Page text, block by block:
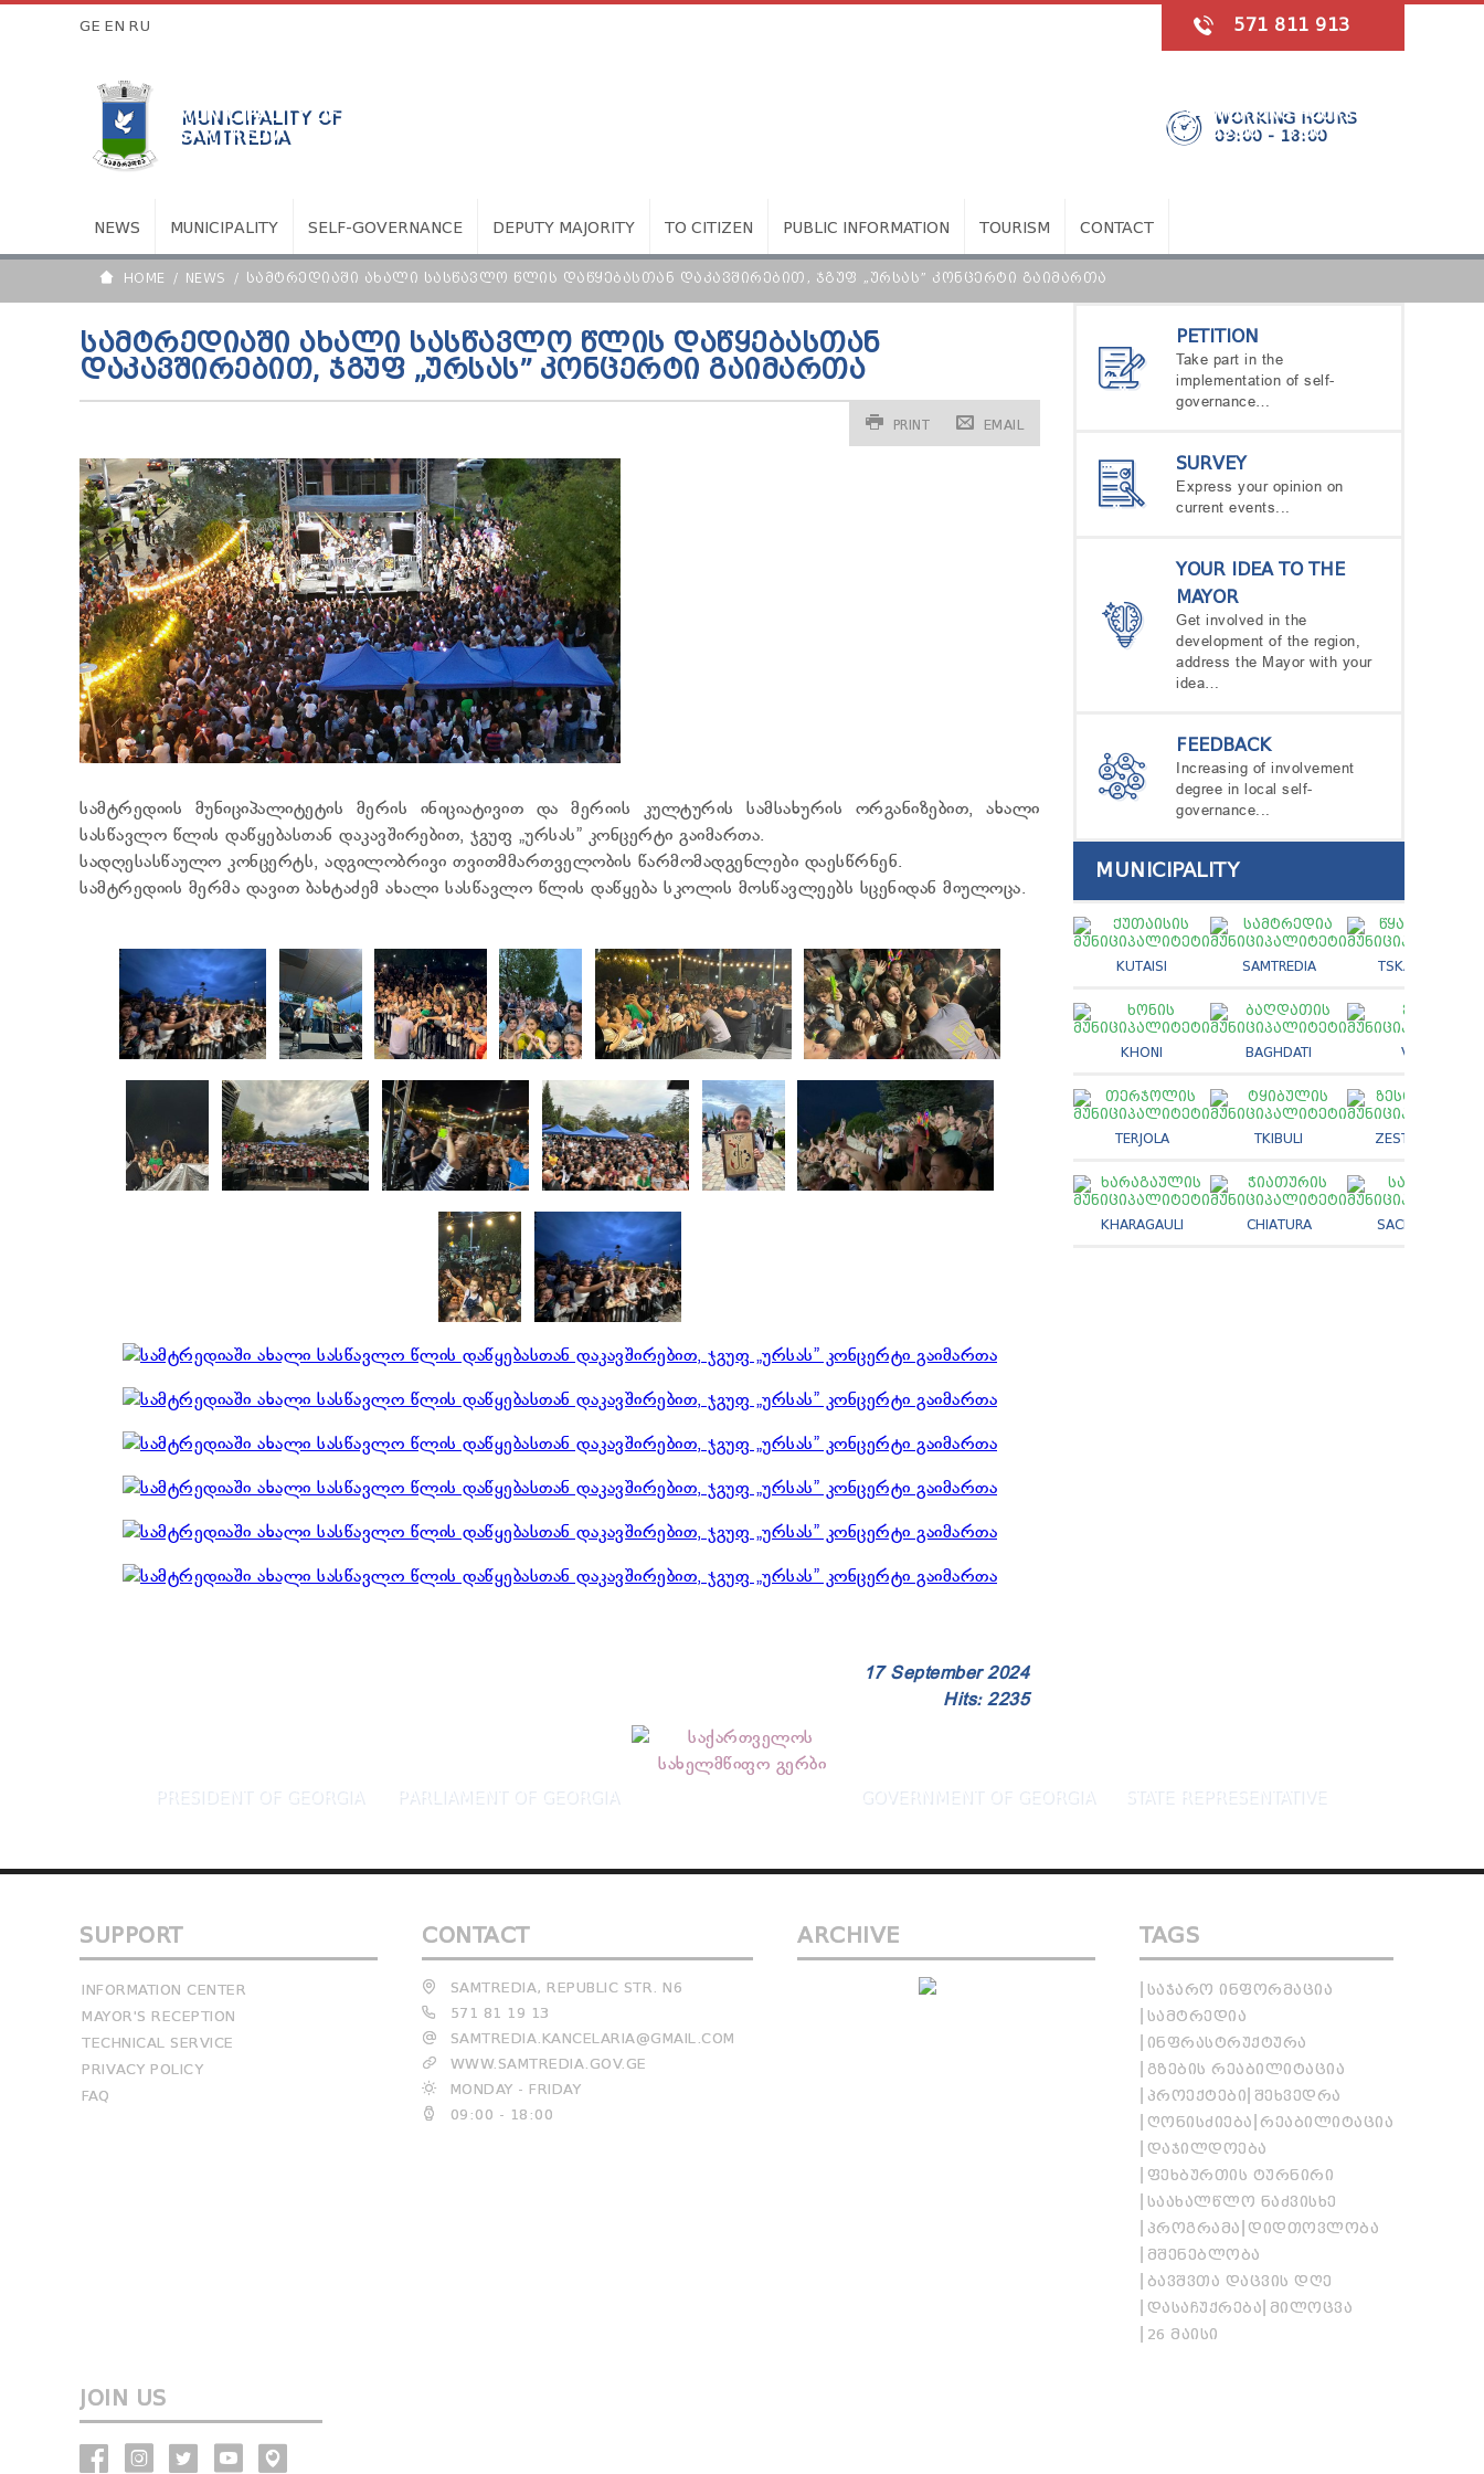
GE EN RU 571 811 913
MUNICIPALITY OF
SAMTREDIA
WORKING HOURS
09:00 - 18:00
NEWS MUNICIPALITY SELF-GOVERNANCE DEPUTY MAJORITY TO CITIZEN PUBLIC INFORMATION TOURISM CONTACT
HOME NEWS ᲡᲐᲛᲢᲠᲔᲓᲘᲐᲨᲘ ᲐᲮᲐᲚᲘ ᲡᲐᲡᲬᲐᲕᲚᲝ ᲬᲚᲘᲡ ᲓᲐᲬᲧᲔᲑᲐᲡᲗᲐᲜ ᲓᲐᲙᲐᲕᲨᲘᲠᲔᲑᲘᲗ, ᲯᲒᲣᲤ „ᲣᲠᲡᲐᲡ” ᲙᲝᲜᲪᲔᲠᲢᲘ ᲒᲐᲘᲛᲐᲠᲗᲐ
ᲡᲐᲛᲢᲠᲔᲓᲘᲐᲨᲘ ᲐᲮᲐᲚᲘ ᲡᲐᲡᲬᲐᲕᲚᲝ ᲬᲚᲘᲡ ᲓᲐᲬᲧᲔᲑᲐᲡᲗᲐᲜ
ᲓᲐᲙᲐᲕᲨᲘᲠᲔᲑᲘᲗ, ᲯᲒᲣᲤ „ᲣᲠᲡᲐᲡ” ᲙᲝᲜᲪᲔᲠᲢᲘ ᲒᲐᲘᲛᲐᲠᲗᲐ
PRINT EMAIL
სამტრედიის მუნიციპალიტეტის მერის ინიციატივით და მერიის კულტურის სამსახურის ორგანიზებით, ახალი
სასწავლო წლის დაწყებასთან დაკავშირებით, ჯგუფ „ურსას” კონცერტი გაიმართა.
სადღესასწაულო კონცერტს, ადგილობრივი თვითმმართველობის წარმომადგენლები დაესწრნენ.
სამტრედიის მერმა დავით ბახტაძემ ახალი სასწავლო წლის დაწყება სკოლის მოსწავლეებს სცენიდან მიულოცა.
17 September 2024
Hits: 2235
PETITION
Take part in the
implementation of self-
governance…
SURVEY
Express your opinion on
current events...
YOUR IDEA TO THE
MAYOR
Get involved in the
development of the region,
address the Mayor with your
idea…
FEEDBACK
Increasing of involvement
degree in local self-
governance...
MUNICIPALITY
KUTAISI SAMTREDIA TSKALTUBO
KHONI BAGHDATI VANI
TERJOLA TKIBULI ZESTAPHONI
KHARAGAULI CHIATURA SACHKHERE
PRESIDENT OF GEORGIA PARLIAMENT OF GEORGIA GOVERNMENT OF GEORGIA STATE REPRESENTATIVE
SUPPORT
INFORMATION CENTER
MAYOR'S RECEPTION
TECHNICAL SERVICE
PRIVACY POLICY
FAQ
CONTACT
SAMTREDIA, REPUBLIC STR. N6
571 81 19 13
SAMTREDIA.KANCELARIA@GMAIL.COM
WWW.SAMTREDIA.GOV.GE
MONDAY - FRIDAY
09:00 - 18:00
ARCHIVE TAGS
ᲡᲐᲯᲐᲠᲝ ᲘᲜᲤᲝᲠᲛᲐᲪᲘᲐ
ᲡᲐᲛᲢᲠᲔᲓᲘᲐ
ᲘᲜᲤᲠᲐᲡᲢᲠᲣᲥᲢᲣᲠᲐ
ᲒᲖᲔᲑᲘᲡ ᲠᲔᲐᲑᲘᲚᲘᲢᲐᲪᲘᲐ
ᲞᲠᲝᲔᲥᲢᲔᲑᲘ ᲨᲔᲮᲕᲔᲓᲠᲐ
ᲦᲝᲜᲘᲡᲫᲘᲔᲑᲐ ᲠᲔᲐᲑᲘᲚᲘᲢᲐᲪᲘᲐ
ᲓᲐᲯᲘᲚᲓᲝᲔᲑᲐ
ᲤᲔᲮᲑᲣᲠᲗᲘᲡ ᲢᲣᲠᲜᲘᲠᲘ
ᲡᲐᲐᲮᲐᲚᲬᲚᲝ ᲜᲐᲫᲕᲘᲡᲮᲔ
ᲞᲠᲝᲒᲠᲐᲛᲐ ᲓᲘᲓᲗᲝᲕᲚᲝᲑᲐ
ᲛᲨᲔᲜᲔᲑᲚᲝᲑᲐ
ᲑᲐᲕᲨᲕᲗᲐ ᲓᲐᲪᲕᲘᲡ ᲓᲦᲔ
ᲓᲐᲡᲐᲩᲣᲥᲠᲔᲑᲐ ᲛᲘᲚᲝᲪᲕᲐ
26 ᲛᲐᲘᲡᲘ
JOIN US